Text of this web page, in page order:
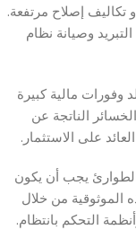
تكاليف إصلاح مرتفعة.
وصيانة نظام
وفورات مالية كبيرة
الناتجة عن
على الاستثمار.
يجب أن يكون
الموثوقية من خلال
التحكم بانتظام.